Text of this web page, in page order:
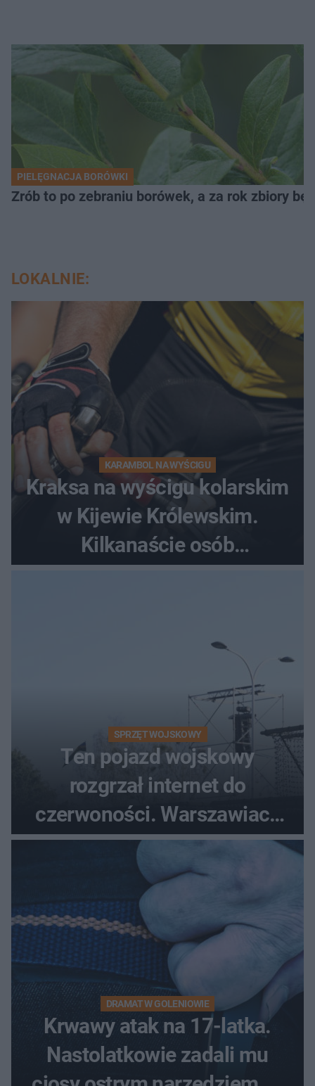
PIELĘGNACJA BORÓWKI
Zrób to po zebraniu borówek, a za rok zbiory
LOKALNIE:
KARAMBOL NA WYŚCIGU
Kraksa na wyścigu kolarskim
w Kijewie Królewskim.
Kilkanaście osób
SPRZĘT WOJSKOWY
Ten pojazd wojskowy
rozgrzał internet do
czerwoności. Warszawiacy
pytali, czy to Mad Max!
DRAMAT W GOLENIOWIE
Krwawy atak na 17-latka.
Nastolatkowie zadali mu